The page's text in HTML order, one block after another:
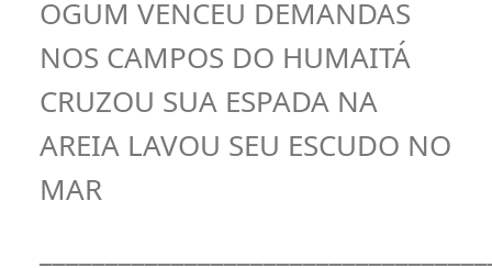
OGUM VENCEU DEMANDAS
NOS CAMPOS DO HUMAITÁ
CRUZOU SUA ESPADA NA
AREIA LAVOU SEU ESCUDO NO
MAR